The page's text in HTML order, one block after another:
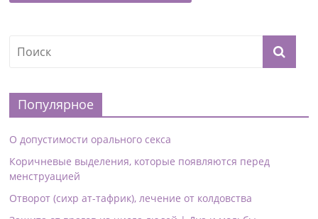
Популярное
О допустимости орального секса
Коричневые выделения, которые появляются перед
менструацией
Отворот (сихр ат-тафрик), лечение от колдовства